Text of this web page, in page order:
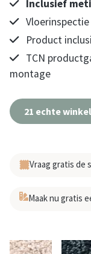
Inclusief
Product
TCN
montage
21 echte
Vraag gratis de
Maak nu gratis